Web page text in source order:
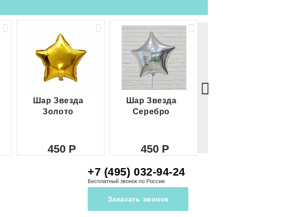
Шар Звезда
Золото
450
Шар Звезда
Серебро
450
+7 (495) 032-94-24
Бесплатный звонок по России
Заказать звонок